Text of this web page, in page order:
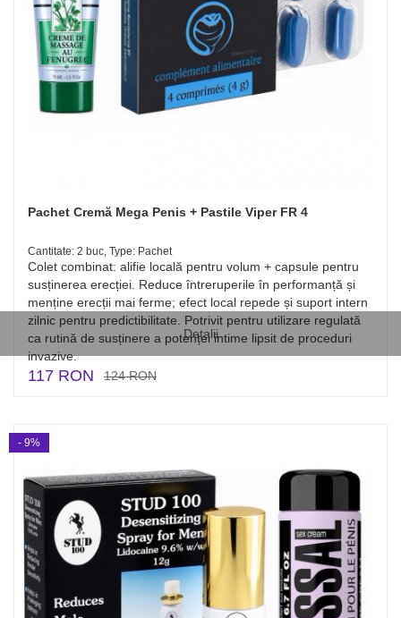
Detalii
Pachet Cremă Mega Penis + Pastile Viper FR 4
Cantitate: 2 buc, Type: Pachet
Colet combinat: alifie locală pentru volum + capsule pentru
susținerea erecției. Reduce întreruperile în performanță și
menține erecții mai ferme; efect local repede și suport intern
zilnic pentru predictibilitate. Potrivit pentru utilizare regulată
ca rutină de susținere a potenței intime lipsit de proceduri
invazive.
117 RON 124 RON
- 9%